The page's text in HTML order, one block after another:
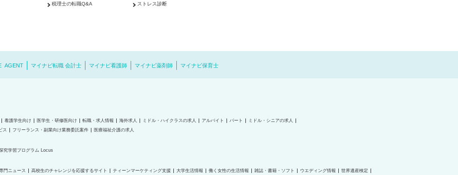
税理士の転職Q&A
ストレス診断
AGENT マイナビ転職 会計士 マイナビ看護師 マイナビ薬剤師 マイナビ保育士
看護学生向け 医学生・研修医向け 転職・求人情報 海外求人 ミドル・ハイクラスの求人 アルバイト パート
ミドル・シニアの求人
ス
フリーランス・副業向け業務委託案件 医療福祉介護の求人
究学習プログラム Locus
門ニュース 高校生のチャレンジを応援するサイト ティーンマーケティング支援 大学生活情報 働く女性の生活情報 雑誌・書籍・ソフト ウエディング情報
世界遺産検定